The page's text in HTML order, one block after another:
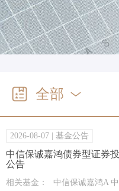
全部
2026-08-07 | 基金公告
中信保诚嘉鸿债券型证券
公告
相关基金： 中信保诚嘉鸿A